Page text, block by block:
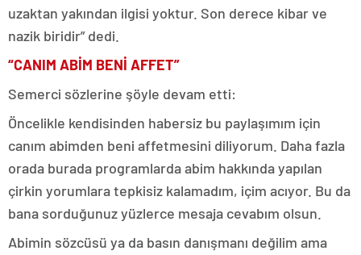
uzaktan yakından ilgisi yoktur. Son derece kibar ve
nazik biridir” dedi.
“CANIM ABİM BENİ AFFET”
Semerci sözlerine şöyle devam etti:
Öncelikle kendisinden habersiz bu paylaşımım için
canım abimden beni affetmesini diliyorum. Daha fazla
orada burada programlarda abim hakkında yapılan
çirkin yorumlara tepkisiz kalamadım, içim acıyor. Bu da
bana sorduğunuz yüzlerce mesaja cevabım olsun.
Abimin sözcüsü ya da basın danışmanı değilim ama